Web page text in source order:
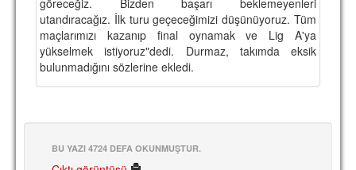
SPOR TESİSLERİ
YÖNETİM KURULU
utandıracağız. İlk turu geçeceğimizi düşünüyoruz. Tüm
maçlarımızı kazanıp final oynamak ve Lig A'ya
yükselmek istiyoruz"dedi. Durmaz, takımda eksik
bulunmadığını sözlerine ekledi.
BU YAZI 4724 DEFA OKUNMUŞTUR.